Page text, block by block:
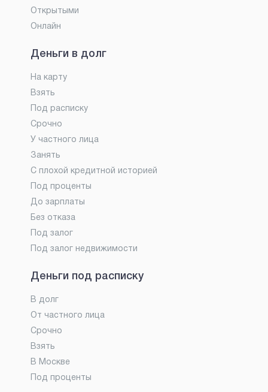
Открытыми
Онлайн
Деньги в долг
На карту
Взять
Под расписку
Срочно
У частного лица
Занять
С плохой кредитной историей
Под проценты
До зарплаты
Без отказа
Под залог
Под залог недвижимости
Деньги под расписку
В долг
От частного лица
Срочно
Взять
В Москве
Под проценты